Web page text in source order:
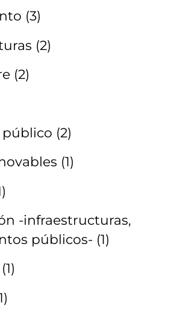
(3)
(2)
(2)
público (2)
(1)
-infraestructuras,
públicos- (1)
(1)